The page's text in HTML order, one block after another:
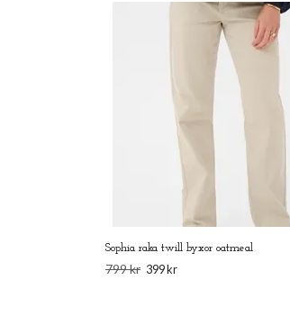
Sophia raka twill byxor oatmeal
799 kr 399 kr